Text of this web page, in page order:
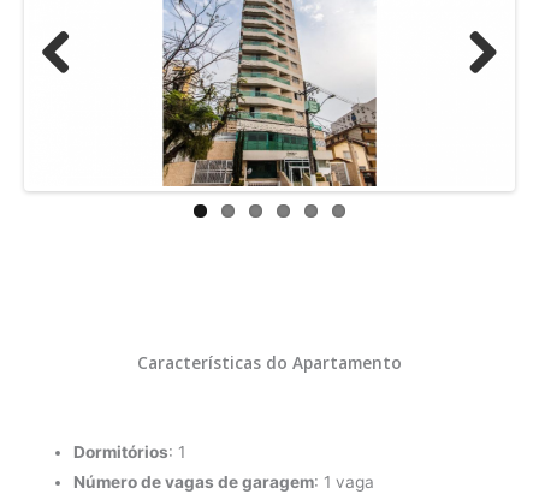
Características do Apartamento
Dormitórios: 1
Número de vagas de garagem: 1 vaga